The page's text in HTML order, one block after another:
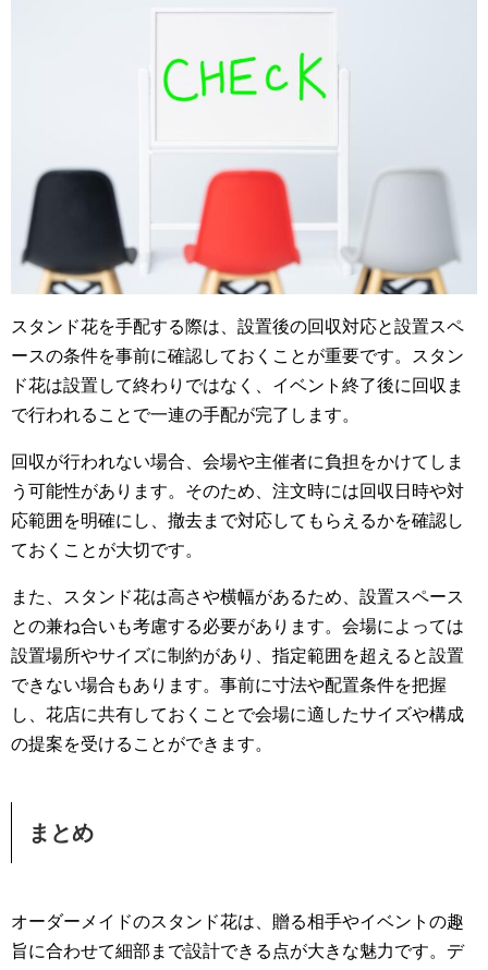
スタンド花を手配する際は、設置後の回収対応と設置スペ
ースの条件を事前に確認しておくことが重要です。スタン
ド花は設置して終わりではなく、イベント終了後に回収ま
で行われることで一連の手配が完了します。
回収が行われない場合、会場や主催者に負担をかけてしま
う可能性があります。そのため、注文時には回収日時や対
応範囲を明確にし、撤去まで対応してもらえるかを確認し
ておくことが大切です。
また、スタンド花は高さや横幅があるため、設置スペース
との兼ね合いも考慮する必要があります。会場によっては
設置場所やサイズに制約があり、指定範囲を超えると設置
できない場合もあります。事前に寸法や配置条件を把握
し、花店に共有しておくことで会場に適したサイズや構成
の提案を受けることができます。
まとめ
オーダーメイドのスタンド花は、贈る相手やイベントの趣
旨に合わせて細部まで設計できる点が大きな魅力です。デ